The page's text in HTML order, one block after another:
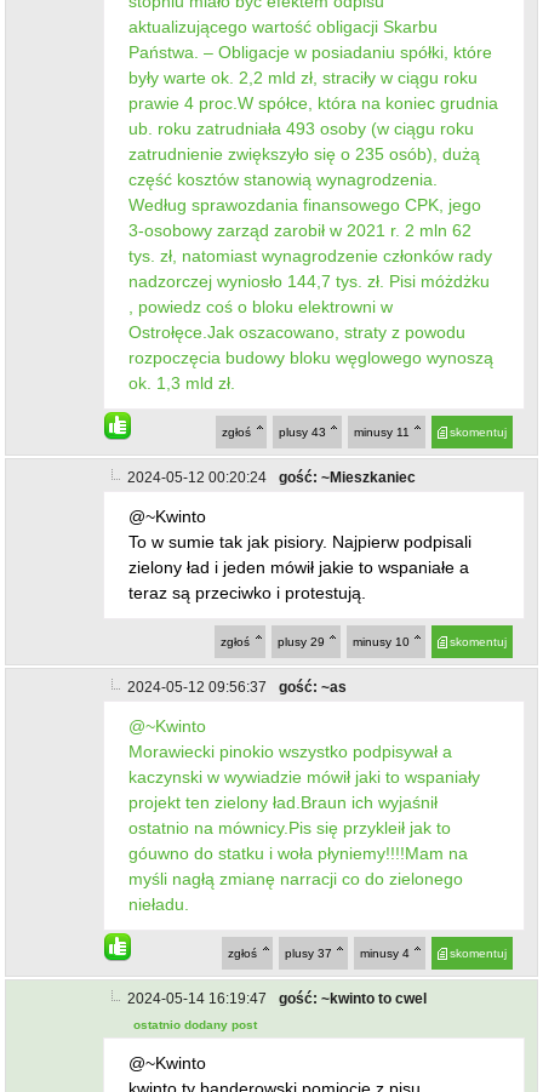
aktualizującego wartość obligacji Skarbu
Państwa. – Obligacje w posiadaniu spółki, które
były warte ok. 2,2 mld zł, straciły w ciągu roku
prawie 4 proc.W spółce, która na koniec grudnia
ub. roku zatrudniała 493 osoby (w ciągu roku
zatrudnienie zwiększyło się o 235 osób), dużą
część kosztów stanowią wynagrodzenia.
Według sprawozdania finansowego CPK, jego
3-osobowy zarząd zarobił w 2021 r. 2 mln 62
tys. zł, natomiast wynagrodzenie członków rady
nadzorczej wyniosło 144,7 tys. zł. Pisi móżdżku
, powiedz coś o bloku elektrowni w
Ostrołęce.Jak oszacowano, straty z powodu
rozpoczęcia budowy bloku węglowego wynoszą
ok. 1,3 mld zł.
skomentuj
minusy 11
plusy 43
zgłoś
2024-05-12 00:20:24 gość: ~Mieszkaniec
@~Kwinto
To w sumie tak jak pisiory. Najpierw podpisali
zielony ład i jeden mówił jakie to wspaniałe a
teraz są przeciwko i protestują.
skomentuj
minusy 10
plusy 29
zgłoś
2024-05-12 09:56:37 gość: ~as
@~Kwinto
Morawiecki pinokio wszystko podpisywał a
kaczynski w wywiadzie mówił jaki to wspaniały
projekt ten zielony ład.Braun ich wyjaśnił
ostatnio na mównicy.Pis się przykleił jak to
góuwno do statku i woła płyniemy!!!!Mam na
myśli nagłą zmianę narracji co do zielonego
nieładu.
skomentuj
minusy 4
plusy 37
zgłoś
2024-05-14 16:19:47 gość: ~kwinto to cwel
ostatnio dodany post
@~Kwinto